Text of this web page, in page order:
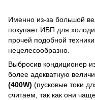
Именно из-за большой
покупает ИБП для
прочей подобной
нецелесообразно.
Выбросив кондиционер
более адекватную
(400W) (пусковые токи
считаем, так как они